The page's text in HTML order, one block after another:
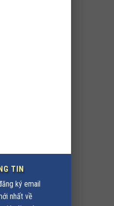
TIN
ký email
nhất về